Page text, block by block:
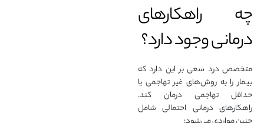
چه راهکارهای
درمانی وجود دارد؟
متخصص درد سعی بر این دارد که
بیمار را به روش‌های غیر تهاجمی یا
حداقل تهاجمی درمان کند.
راهکارهای درمانی احتمالی شامل